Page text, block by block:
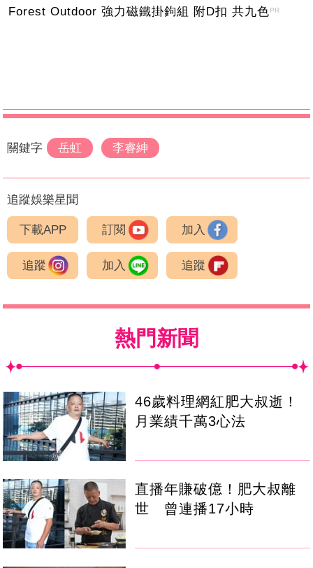
Forest Outdoor 強力磁鐵掛鉤組 附D扣 共九色PR
關鍵字 岳虹 李睿紳
追蹤娛樂星聞
下載APP 訂閱 加入
追蹤 加入 追蹤
熱門新聞
46歲料理網紅肥大叔逝！
月業績千萬3心法
直播年賺破億！肥大叔離
世 曾連播17小時